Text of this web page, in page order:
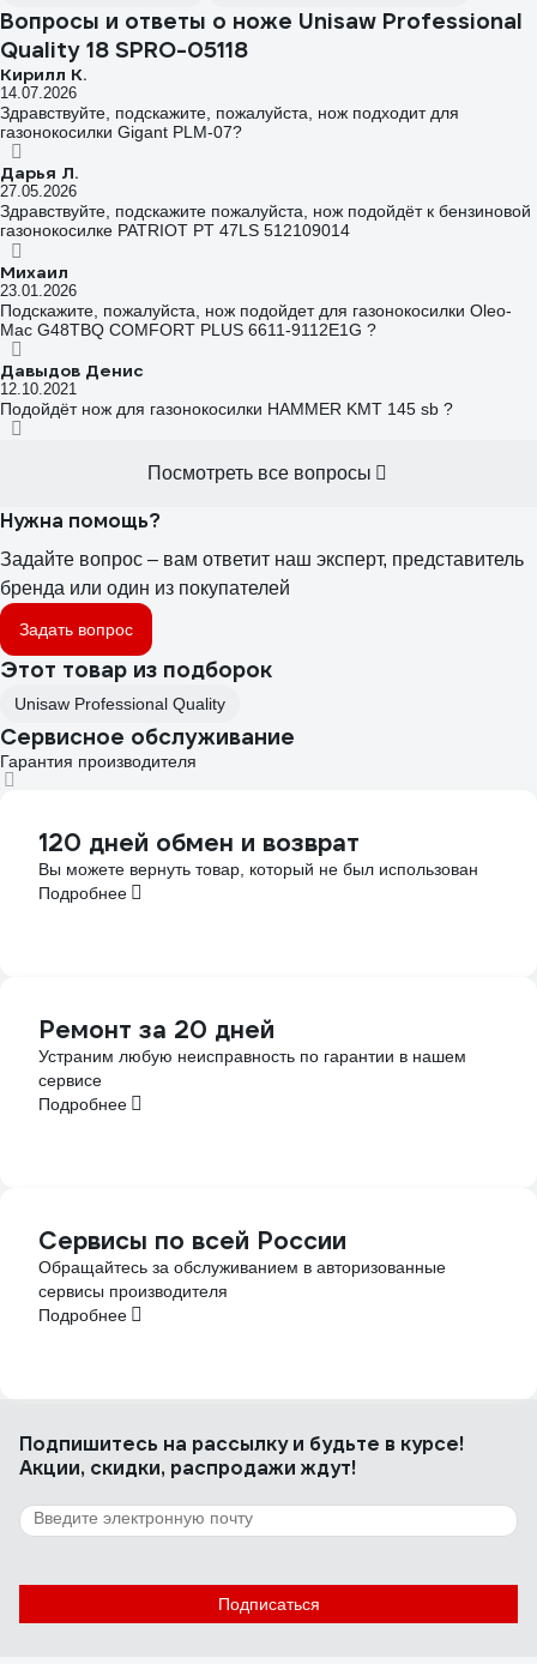
Вопросы и ответы о ноже Unisaw Professional
Quality 18 SPRO-05118
Кирилл К.
14.07.2026
Здравствуйте, подскажите, пожалуйста, нож подходит для
газонокосилки Gigant PLM-07?
Дарья Л.
27.05.2026
Здравствуйте, подскажите пожалуйста, нож подойдёт к бензиновой
газонокосилке PATRIOT PT 47LS 512109014
Михаил
23.01.2026
Подскажите, пожалуйста, нож подойдет для газонокосилки Oleo-
Mac G48TBQ COMFORT PLUS 6611-9112E1G ?
Давыдов Денис
12.10.2021
Подойдёт нож для газонокосилки HAMMER KMT 145 sb ?
Посмотреть все вопросы
Нужна помощь?
Задайте вопрос – вам ответит наш эксперт, представитель
бренда или один из покупателей
Задать вопрос
Этот товар из подборок
Unisaw Professional Quality
Сервисное обслуживание
Гарантия производителя
120 дней обмен и возврат
Вы можете вернуть товар, который не был использован
Подробнее
Ремонт за 20 дней
Устраним любую неисправность по гарантии в нашем
сервисе
Подробнее
Сервисы по всей России
Обращайтесь за обслуживанием в авторизованные
сервисы производителя
Подробнее
Подпишитесь на рассылкуи будьте в курсе!
Акции, скидки, распродажи ждут!
Подписаться